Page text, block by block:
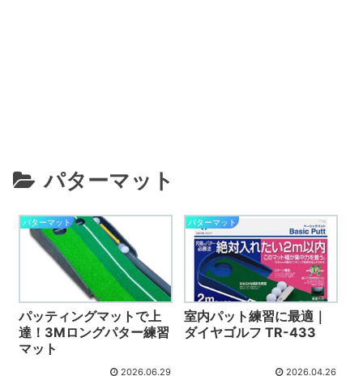
パターマット
パターマット
パッティングマットで上
達！3Mロングパター練習
マット
2026.06.29
パターマット
室内パット練習に最適｜
ダイヤゴルフ TR-433
2026.04.26